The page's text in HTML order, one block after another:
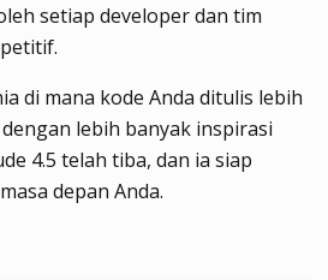
setiap developer dan tim
di mana kode Anda ditulis lebih
lebih banyak inspirasi
4.5 telah tiba, dan ia siap
depan Anda.